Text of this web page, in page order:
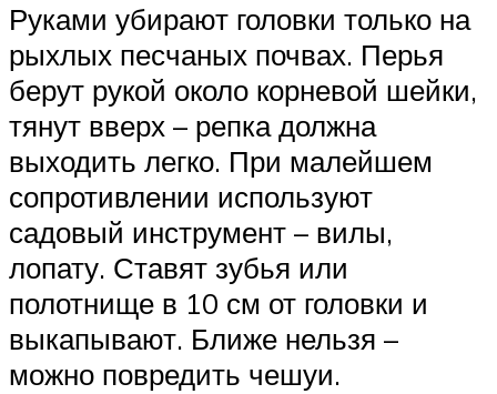
Руками убирают головки только на
рыхлых песчаных почвах. Перья
берут рукой около корневой шейки,
тянут вверх – репка должна
выходить легко. При малейшем
сопротивлении используют
садовый инструмент – вилы,
лопату. Ставят зубья или
полотнище в 10 см от головки и
выкапывают. Ближе нельзя –
можно повредить чешуи.